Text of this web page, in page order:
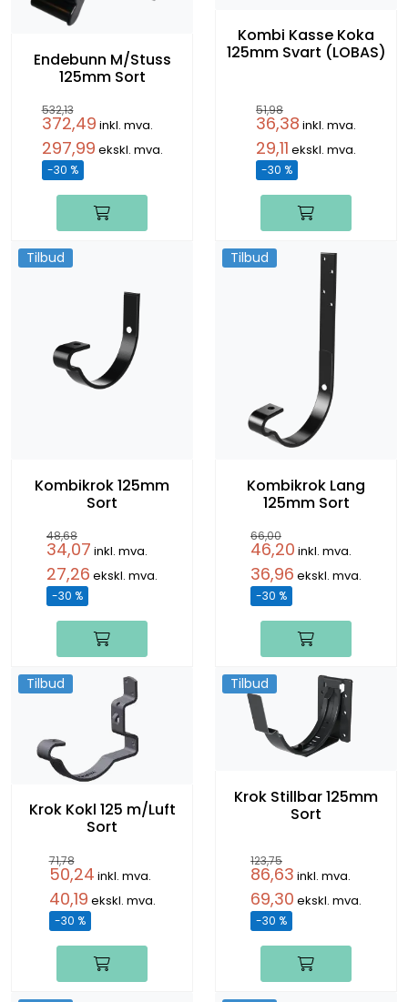
Endebunn M/Stuss
125mm Sort
532,13
372,49 inkl. mva.
297,99 ekskl. mva.
-30 %
Kombi Kasse Koka
125mm Svart (LOBAS)
51,98
36,38 inkl. mva.
29,11 ekskl. mva.
-30 %
Tilbud
Kombikrok 125mm
Sort
48,68
34,07 inkl. mva.
27,26 ekskl. mva.
-30 %
Tilbud
Kombikrok Lang
125mm Sort
66,00
46,20 inkl. mva.
36,96 ekskl. mva.
-30 %
Tilbud
Krok Kokl 125 m/Luft
Sort
71,78
50,24 inkl. mva.
40,19 ekskl. mva.
-30 %
Tilbud
Krok Stillbar 125mm
Sort
123,75
86,63 inkl. mva.
69,30 ekskl. mva.
-30 %